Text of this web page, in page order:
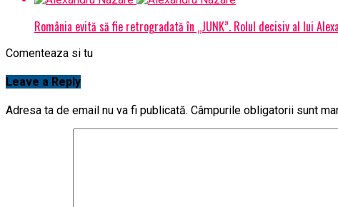
România evită să fie retrogradată în „JUNK”. Rolul decisiv al lui
Comenteaza si tu
Leave a Reply
Adresa ta de email nu va fi publicată. Câmpurile obligatorii sunt